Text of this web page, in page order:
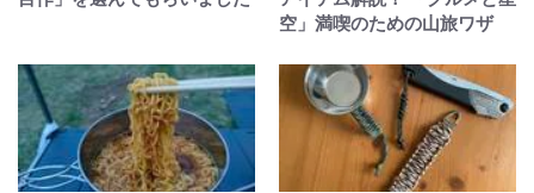
空」満喫のための山旅ワザ